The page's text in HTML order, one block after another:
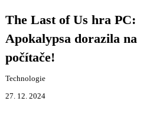
The Last of Us hra PC:
Apokalypsa dorazila na
počítače!
Technologie
27. 12. 2024